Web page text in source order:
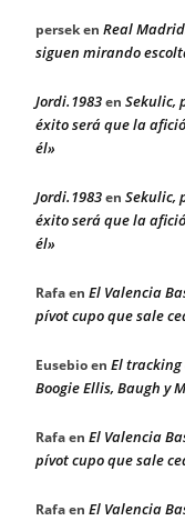
perseken Real
siguen mirando
Jordi.1983en Sekulic,
éxito será que la
él»
Jordi.1983en Sekulic,
éxito será que la
él»
Rafaen El Valencia
pívot cupo que sale
Eusebioen El tracking
Boogie Ellis, Baugh y
Rafaen El Valencia
pívot cupo que sale
Rafaen El Valencia